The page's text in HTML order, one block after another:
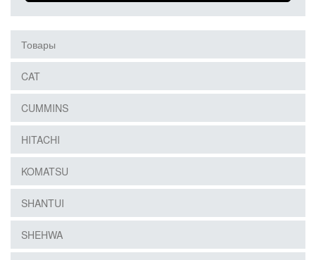
Товары
CAT
CUMMINS
HITACHI
KOMATSU
SHANTUI
SHEHWA